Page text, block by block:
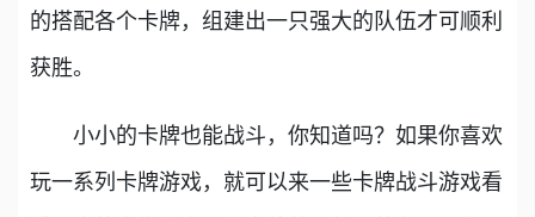
的搭配各个卡牌，组建出一只强大的队伍才可顺利
获胜。
小小的卡牌也能战斗，你知道吗？如果你喜欢
玩一系列卡牌游戏，就可以来一些卡牌战斗游戏看